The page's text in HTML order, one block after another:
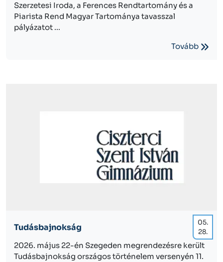
Szerzetesi Iroda, a Ferences Rendtartomány és a
Piarista Rend Magyar Tartománya tavasszal
pályázatot ...
Tovább
05.
28.
Tudásbajnokság
2026. május 22-én Szegeden megrendezésre került
Tudásbajnokság országos történelem versenyén 11.